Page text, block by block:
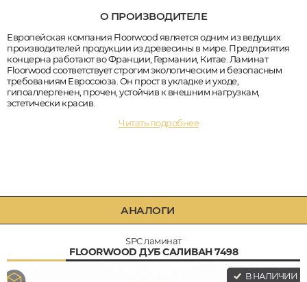
О ПРОИЗВОДИТЕЛЕ
Европейская компания Floorwood является одним из ведущих
производителей продукции из древесины в мире. Предприятия
концерна работают во Франции, Германии, Китае. Ламинат
Floorwood соответствует строгим экологическим и безопасным
требованиям Евросоюза. Он прост в укладке и уходе,
гипоаллергенен, прочен, устойчив к внешним нагрузкам,
эстетически красив.
Читать подробнее
АНАЛОГИ
SPC ламинат
FLOORWOOD ДУБ САЛИВАН 7498
В НАЛИЧИИ